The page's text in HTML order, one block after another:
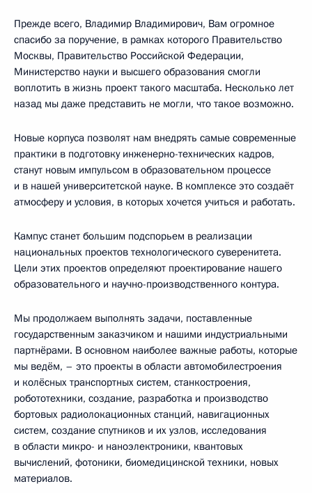
Прежде всего, Владимир Владимирович, Вам огромное
спасибо за поручение, в рамках которого Правительство
Москвы, Правительство Российской Федерации,
Министерство науки и высшего образования смогли
воплотить в жизнь проект такого масштаба. Несколько лет
назад мы даже представить не могли, что такое возможно.
Новые корпуса позволят нам внедрять самые современные
практики в подготовку инженерно-технических кадров,
станут новым импульсом в образовательном процессе
и в нашей университетской науке. В комплексе это создаёт
атмосферу и условия, в которых хочется учиться и работать.
Кампус станет большим подспорьем в реализации
национальных проектов технологического суверенитета.
Цели этих проектов определяют проектирование нашего
образовательного и научно-производственного контура.
Мы продолжаем выполнять задачи, поставленные
государственным заказчиком и нашими индустриальными
партнёрами. В основном наиболее важные работы, которые
мы ведём, – это проекты в области автомобилестроения
и колёсных транспортных систем, станкостроения,
робототехники, создание, разработка и производство
бортовых радиолокационных станций, навигационных
систем, создание спутников и их узлов, исследования
в области микро- и наноэлектроники, квантовых
вычислений, фотоники, биомедицинской техники, новых
материалов.